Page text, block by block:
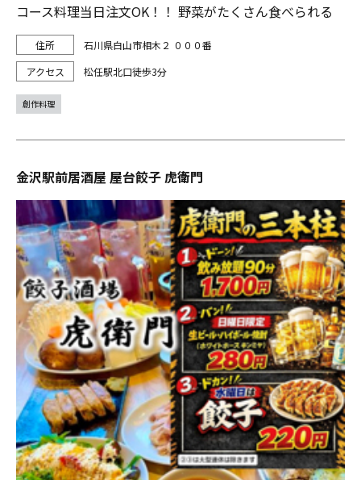
コース料理当日注文OK！！ 野菜がたくさん食べられる
石川県白山市相木２ ０００番
松任駅北口徒歩3分
創作料理
金沢駅前居酒屋 屋台餃子 虎衛門